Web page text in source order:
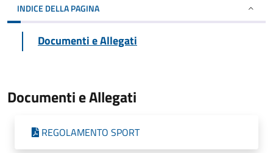
INDICE DELLA PAGINA
Documenti e Allegati
Documenti e Allegati
REGOLAMENTO SPORT